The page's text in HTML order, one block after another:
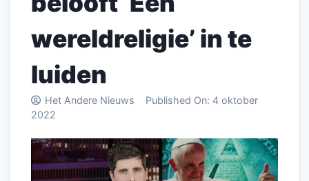
wereldreligie’ in te
luiden
Het Andere Nieuws Published On: 4 oktober
2022
Videospeler